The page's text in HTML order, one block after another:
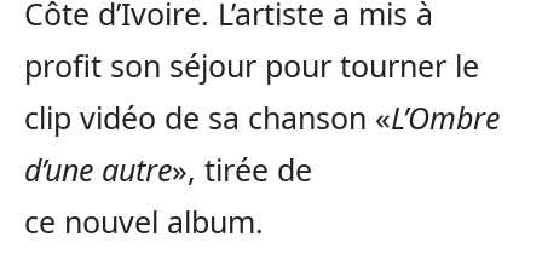
Côte d’Ivoire. L’artiste a mis à
profit son séjour pour tourner le
clip vidéo de sa chanson «L’Ombre
d’une autre», tirée de
ce nouvel album.